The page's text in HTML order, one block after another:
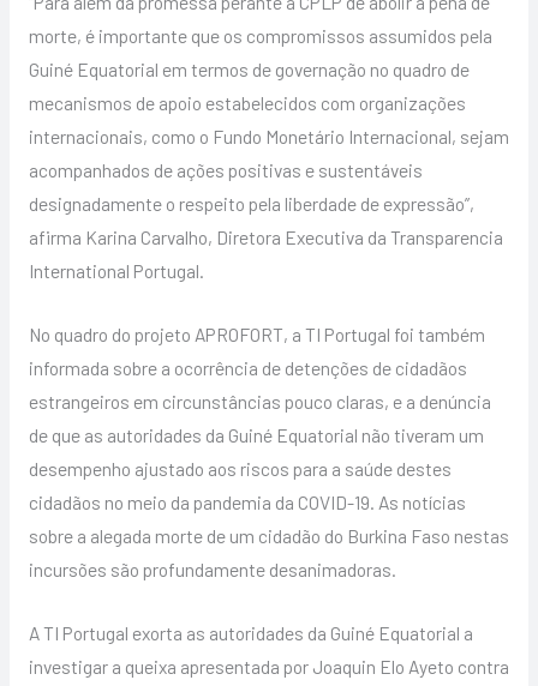
morte, é importante que os compromissos assumidos pela
Guiné Equatorial em termos de governação no quadro de
mecanismos de apoio estabelecidos com organizações
internacionais, como o Fundo Monetário Internacional, sejam
acompanhados de ações positivas e sustentáveis
designadamente o respeito pela liberdade de expressão”,
afirma Karina Carvalho, Diretora Executiva da Transparencia
International Portugal.
No quadro do projeto APROFORT, a TI Portugal foi também
informada sobre a ocorrência de detenções de cidadãos
estrangeiros em circunstâncias pouco claras, e a denúncia
de que as autoridades da Guiné Equatorial não tiveram um
desempenho ajustado aos riscos para a saúde destes
cidadãos no meio da pandemia da COVID-19. As notícias
sobre a alegada morte de um cidadão do Burkina Faso nestas
incursões são profundamente desanimadoras.
A TI Portugal exorta as autoridades da Guiné Equatorial a
investigar a queixa apresentada por Joaquin Elo Ayeto contra